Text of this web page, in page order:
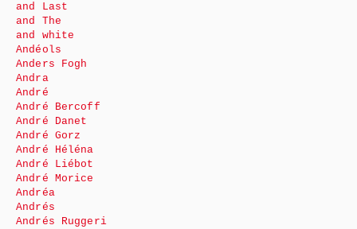
and Last
and The
and white
Andéols
Anders Fogh
Andra
André
André Bercoff
André Danet
André Gorz
André Héléna
André Liébot
André Morice
Andréa
Andrés
Andrés Ruggeri